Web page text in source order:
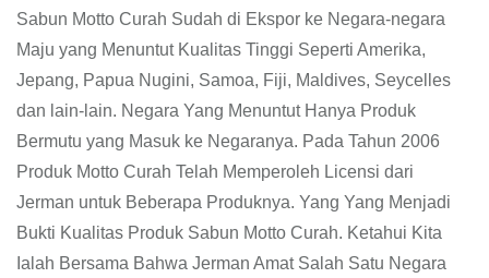
Sabun Motto Curah Sudah di Ekspor ke Negara-negara
Maju yang Menuntut Kualitas Tinggi Seperti Amerika,
Jepang, Papua Nugini, Samoa, Fiji, Maldives, Seycelles
dan lain-lain. Negara Yang Menuntut Hanya Produk
Bermutu yang Masuk ke Negaranya. Pada Tahun 2006
Produk Motto Curah Telah Memperoleh Licensi dari
Jerman untuk Beberapa Produknya. Yang Yang Menjadi
Bukti Kualitas Produk Sabun Motto Curah. Ketahui Kita
Ialah Bersama Bahwa Jerman Amat Salah Satu Negara